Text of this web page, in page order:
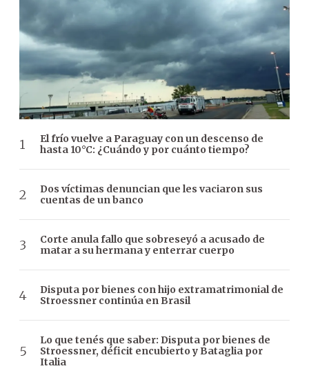
El frío vuelve a Paraguay con un descenso de
hasta 10°C: ¿Cuándo y por cuánto tiempo?
Dos víctimas denuncian que les vaciaron sus
cuentas de un banco
Corte anula fallo que sobreseyó a acusado de
matar a su hermana y enterrar cuerpo
Disputa por bienes con hijo extramatrimonial de
Stroessner continúa en Brasil
Lo que tenés que saber: Disputa por bienes de
Stroessner, déficit encubierto y Bataglia por
Italia